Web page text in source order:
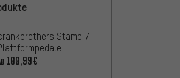
Stamp 7
100,99€